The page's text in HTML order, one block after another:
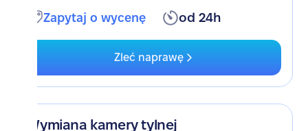
Zapytaj o wycenę od 24h
Zleć naprawę
Wymiana kamery tylnej